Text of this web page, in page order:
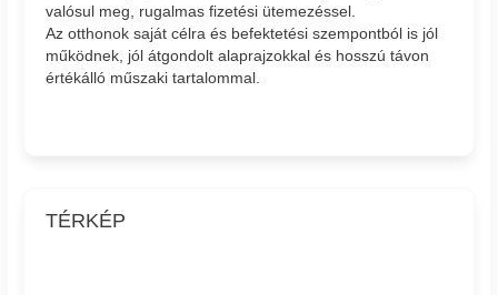
valósul meg, rugalmas fizetési ütemezéssel.
Az otthonok saját célra és befektetési szempontból is jól
működnek, jól átgondolt alaprajzokkal és hosszú távon
értékálló műszaki tartalommal.
TÉRKÉP